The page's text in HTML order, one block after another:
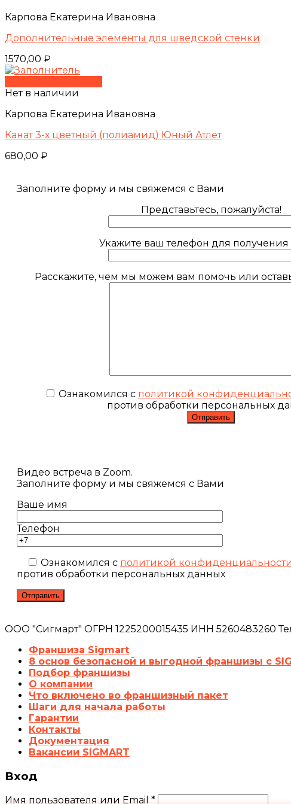
Карпова Екатерина Ивановна
Дополнительные элементы для шведской стенки
1570,00 ₽
Нет в наличии
Карпова Екатерина Ивановна
Канат 3-х цветный (полиамид) Юный Атлет
680,00 ₽
Заполните форму и мы свяжемся с Вами
Представьтесь, пожалуйста!
Укажите ваш телефон для получения
Расскажите, чем мы можем вам помочь или
Ознакомился с политикой
против обработки персональных
Видео встреча в Zoom.
Заполните форму и мы свяжемся с Вами
Ваше имя
Телефон
Ознакомился с политикой конфиденциальности
против обработки персональных данных
ООО "Сигмарт" ОГРН 1225200015435 ИНН 5260483260
Франшиза Sigmart
8 основ безопасной и выгодной франшизы с
Подбор франшизы
О компании
Что включено во франшизный пакет
Шаги для начала работы
Гарантии
Контакты
Документация
Вакансии SIGMART
Вход
Имя пользователя или Email *